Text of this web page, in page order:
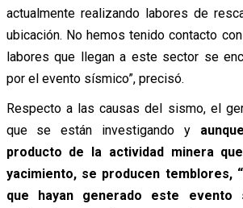
actualmente realizando labores de
ubicación. No hemos tenido contacto
labores que llegan a este sector se
por el evento sísmico”, precisó.
Respecto a las causas del sismo, el
que se están investigando y
producto de la actividad minera
yacimiento, se producen temblores, “
que hayan generado este evento